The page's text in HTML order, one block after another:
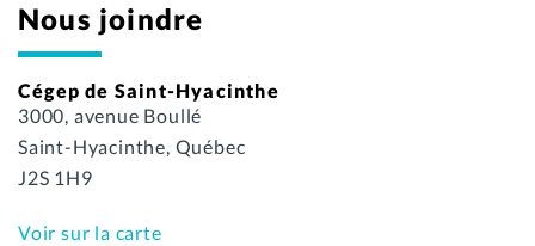
Nous joindre
Cégep de Saint-Hyacinthe
3000, avenue Boullé
Saint-Hyacinthe, Québec
J2S 1H9
Voir sur la carte